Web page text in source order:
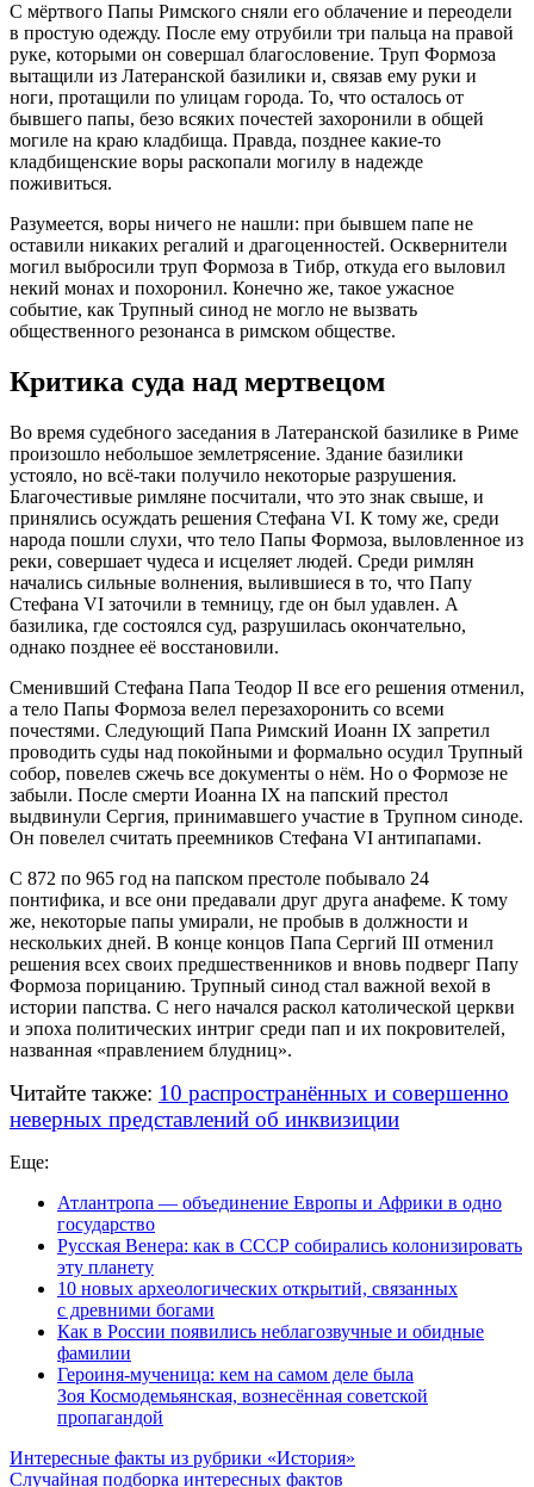
С мёртвого Папы Римского сняли его облачение и переодели
в простую одежду. После ему отрубили три пальца на правой
руке, которыми он совершал благословение. Труп Формоза
вытащили из Латеранской базилики и, связав ему руки и
ноги, протащили по улицам города. То, что осталось от
бывшего папы, безо всяких почестей захоронили в общей
могиле на краю кладбища. Правда, позднее какие-то
кладбищенские воры раскопали могилу в надежде
поживиться.
Разумеется, воры ничего не нашли: при бывшем папе не
оставили никаких регалий и драгоценностей. Осквернители
могил выбросили труп Формоза в Тибр, откуда его выловил
некий монах и похоронил. Конечно же, такое ужасное
событие, как Трупный синод не могло не вызвать
общественного резонанса в римском обществе.
Критика суда над мертвецом
Во время судебного заседания в Латеранской базилике в Риме
произошло небольшое землетрясение. Здание базилики
устояло, но всё-таки получило некоторые разрушения.
Благочестивые римляне посчитали, что это знак свыше, и
принялись осуждать решения Стефана VI. К тому же, среди
народа пошли слухи, что тело Папы Формоза, выловленное из
реки, совершает чудеса и исцеляет людей. Среди римлян
начались сильные волнения, вылившиеся в то, что Папу
Стефана VI заточили в темницу, где он был удавлен. А
базилика, где состоялся суд, разрушилась окончательно,
однако позднее её восстановили.
Сменивший Стефана Папа Теодор II все его решения отменил,
а тело Папы Формоза велел перезахоронить со всеми
почестями. Следующий Папа Римский Иоанн IX запретил
проводить суды над покойными и формально осудил Трупный
собор, повелев сжечь все документы о нём. Но о Формозе не
забыли. После смерти Иоанна IX на папский престол
выдвинули Сергия, принимавшего участие в Трупном синоде.
Он повелел считать преемников Стефана VI антипапами.
С 872 по 965 год на папском престоле побывало 24
понтифика, и все они предавали друг друга анафеме. К тому
же, некоторые папы умирали, не пробыв в должности и
нескольких дней. В конце концов Папа Сергий III отменил
решения всех своих предшественников и вновь подверг Папу
Формоза порицанию. Трупный синод стал важной вехой в
истории папства. С него начался раскол католической церкви
и эпоха политических интриг среди пап и их покровителей,
названная «правлением блудниц».
Читайте также: 10 распространённых и совершенно
неверных представлений об инквизиции
Еще:
Атлантропа — объединение Европы и Африки в одно
государство
Русская Венера: как в СССР собирались колонизировать
эту планету
10 новых археологических открытий, связанных
с древними богами
Как в России появились неблагозвучные и обидные
фамилии
Героиня-мученица: кем на самом деле была
Зоя Космодемьянская, вознесённая советской
пропагандой
Интересные факты из рубрики «История»
Случайная подборка интересных фактов